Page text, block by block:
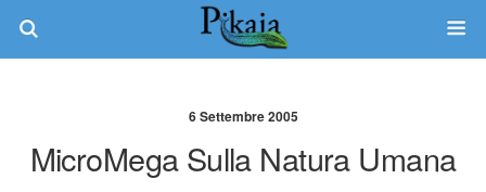
6 Settembre 2005
MicroMega Sulla Natura Umana